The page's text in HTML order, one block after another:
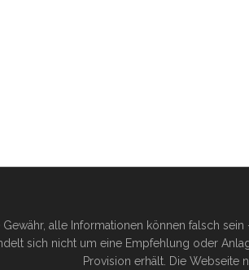
alle Informationen können falsch
sich nicht um eine Empfehlung oder
Provision erhält. Die Webseite